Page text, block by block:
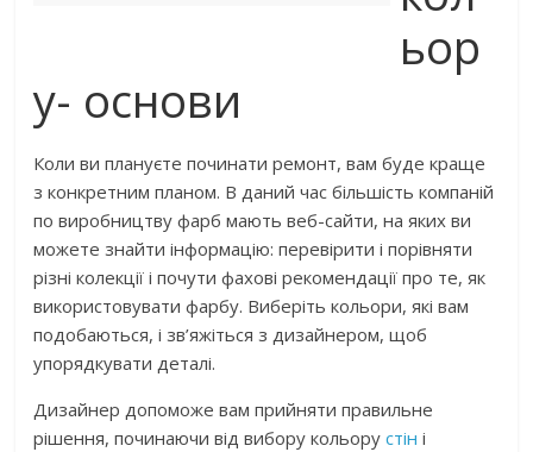
ьор
у- основи
Коли ви плануєте починати ремонт, вам буде краще
з конкретним планом. В даний час більшість компаній
по виробництву фарб мають веб-сайти, на яких ви
можете знайти інформацію: перевірити і порівняти
різні колекції і почути фахові рекомендації про те, як
використовувати фарбу. Виберіть кольори, які вам
подобаються, і зв’яжіться з дизайнером, щоб
упорядкувати деталі.
Дизайнер допоможе вам прийняти правильне
рішення, починаючи від вибору кольорустін і